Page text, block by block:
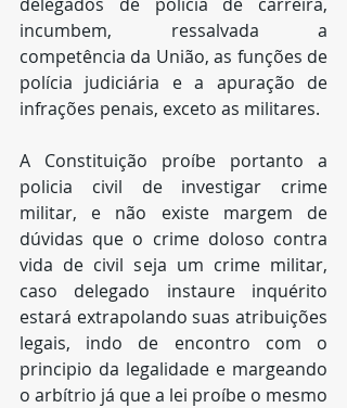
incumbem, ressalvada a
competência da União, as funções de
polícia judiciária e a apuração de
infrações penais, exceto as militares.
A Constituição proíbe portanto a
policia civil de investigar crime
militar, e não existe margem de
dúvidas que o crime doloso contra
vida de civil seja um crime militar,
caso delegado instaure inquérito
estará extrapolando suas atribuições
legais, indo de encontro com o
principio da legalidade e margeando
o arbítrio já que a lei proíbe o mesmo